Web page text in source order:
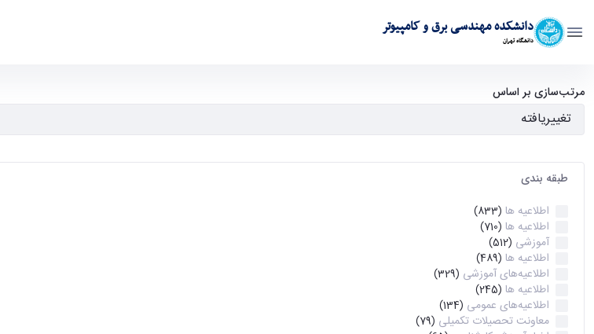
دانشکده مهندسی برق و کامپیوتر
دانشگاه تهران
آرشیو اطلاعیه ها - ece- دانشکده مهندسی برق و کامپیوتر
مرتب‌سازی بر اساس
طبقه بندی
اطلاعیه ها (833)
اطلاعیه ها (710)
آموزشی (512)
اطلاعیه ها (489)
اطلاعیه‌های‌ آموزشی (329)
اطلاعیه ها (245)
اطلاعیه‌های عمومی (134)
معاونت تحصیلات تکمیلی (79)